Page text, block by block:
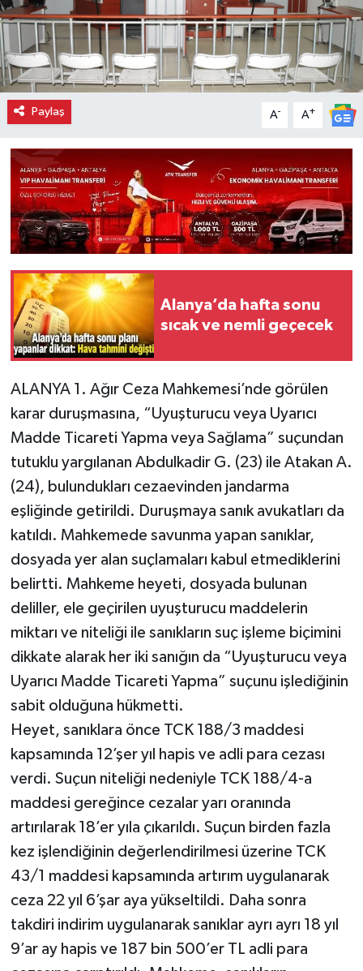
Paylaş A- A+
Alanya’da hafta sonu
sıcak ve nemli geçecek
ALANYA 1. Ağır Ceza Mahkemesi’nde görülen
karar duruşmasına, “Uyuşturucu veya Uyarıcı
Madde Ticareti Yapma veya Sağlama” suçundan
tutuklu yargılanan Abdulkadir G. (23) ile Atakan A.
(24), bulundukları cezaevinden jandarma
eşliğinde getirildi. Duruşmaya sanık avukatları da
katıldı. Mahkemede savunma yapan sanıklar,
dosyada yer alan suçlamaları kabul etmediklerini
belirtti. Mahkeme heyeti, dosyada bulunan
deliller, ele geçirilen uyuşturucu maddelerin
miktarı ve niteliği ile sanıkların suç işleme biçimini
dikkate alarak her iki sanığın da “Uyuşturucu veya
Uyarıcı Madde Ticareti Yapma” suçunu işlediğinin
sabit olduğuna hükmetti.
Heyet, sanıklara önce TCK 188/3 maddesi
kapsamında 12’şer yıl hapis ve adli para cezası
verdi. Suçun niteliği nedeniyle TCK 188/4-a
maddesi gereğince cezalar yarı oranında
artırılarak 18’er yıla çıkarıldı. Suçun birden fazla
kez işlendiğinin değerlendirilmesi üzerine TCK
43/1 maddesi kapsamında artırım uygulanarak
ceza 22 yıl 6’şar aya yükseltildi. Daha sonra
takdiri indirim uygulanarak sanıklar ayrı ayrı 18 yıl
9’ar ay hapis ve 187 bin 500’er TL adli para